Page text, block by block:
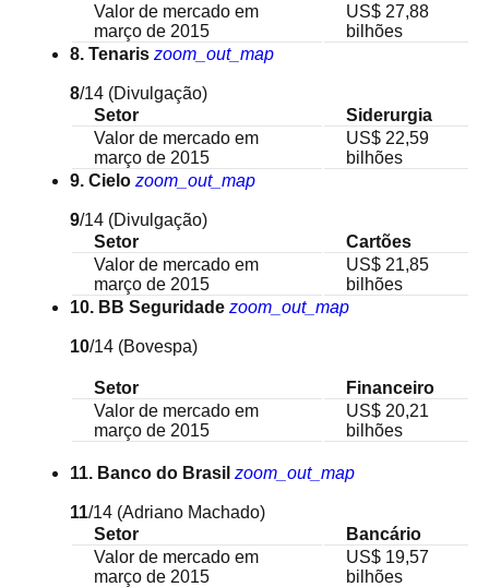
Valor de mercado em
março de 2015
US$ 27,88
bilhões
8. Tenaris zoom_out_map
8/14 (Divulgação)
Setor
Siderurgia
Valor de mercado em
março de 2015
US$ 22,59
bilhões
9. Cielo zoom_out_map
9/14 (Divulgação)
Setor
Cartões
Valor de mercado em
março de 2015
US$ 21,85
bilhões
10. BB Seguridade zoom_out_map
10/14 (Bovespa)
Setor
Financeiro
Valor de mercado em
março de 2015
US$ 20,21
bilhões
11. Banco do Brasil zoom_out_map
11/14 (Adriano Machado)
Setor
Bancário
Valor de mercado em
março de 2015
US$ 19,57
bilhões